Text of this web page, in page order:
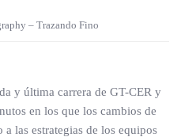
– Trazando Fino
y última carrera de GT-CER y
en los que los cambios de
las estrategias de los equipos